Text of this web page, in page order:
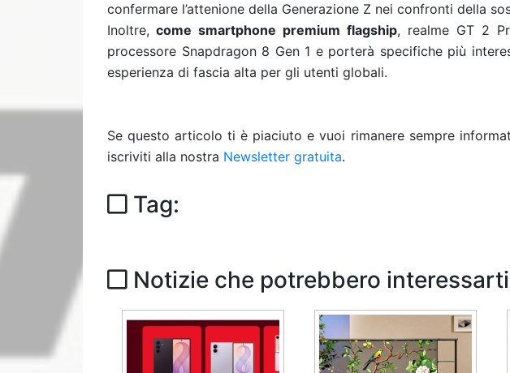
confermare l’attenione della Generazione Z nei confronti della
Inoltre, come smartphone premium flagship, realme GT 2
processore Snapdragon 8 Gen 1 e porterà specifiche più
esperienza di fascia alta per gli utenti globali.
Se questo articolo ti è piaciuto e vuoi rimanere sempre
iscriviti alla nostra Newsletter gratuita.
Tag:
Notizie che potrebbero